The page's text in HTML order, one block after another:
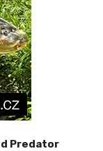
Predator